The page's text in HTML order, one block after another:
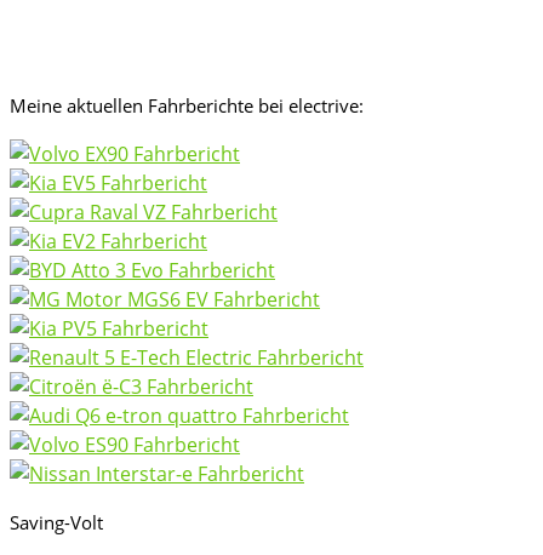
Meine aktuellen Fahrberichte bei electrive:
Saving-Volt